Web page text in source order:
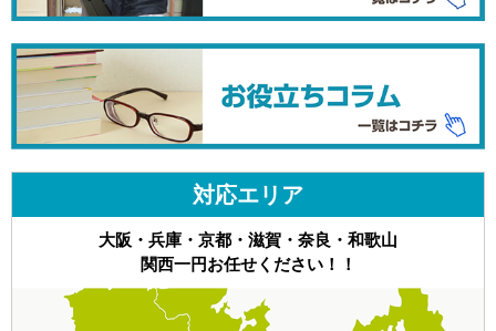
対応エリア
大阪・兵庫・京都・滋賀・奈良・和歌山
関西一円お任せください！！